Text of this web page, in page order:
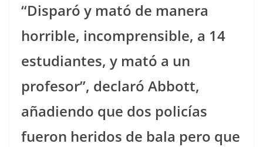
“Disparó y mató de manera
horrible, incomprensible, a 14
estudiantes, y mató a un
profesor”, declaró Abbott,
añadiendo que dos policías
fueron heridos de bala pero que